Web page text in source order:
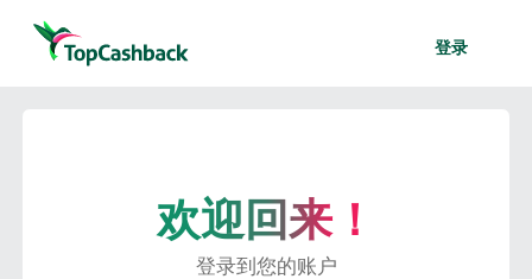
登录
欢迎回来！
登录到您的账户